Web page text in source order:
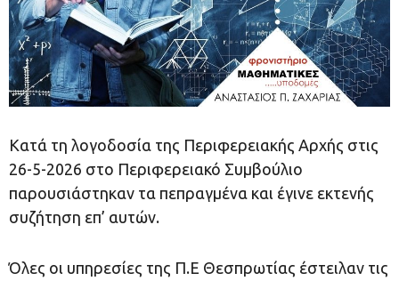
Κατά τη λογοδοσία της Περιφερειακής Αρχής στις
26-5-2026 στο Περιφερειακό Συμβούλιο
παρουσιάστηκαν τα πεπραγμένα και έγινε εκτενής
συζήτηση επ’ αυτών.
Όλες οι υπηρεσίες της Π.Ε Θεσπρωτίας έστειλαν τις